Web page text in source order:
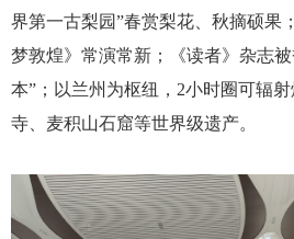
界第一古梨园”春赏梨花、秋摘硕果
梦敦煌》常演常新；《读者》杂志
本” ； 以兰州为枢纽， 2小时圈可辐
寺、麦积山石窟等世界级遗产。